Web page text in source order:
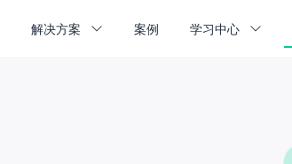
解决方案 案例 学习中心